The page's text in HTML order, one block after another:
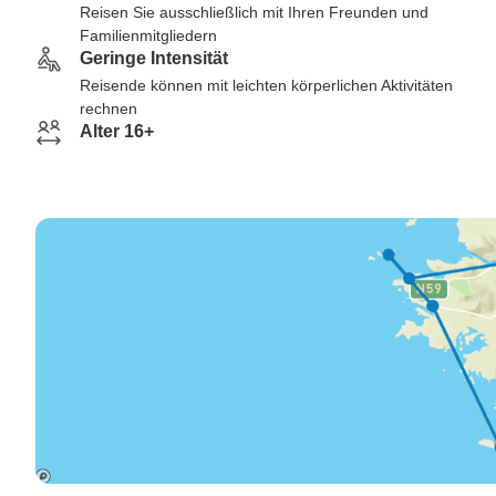
Reisen Sie ausschließlich mit Ihren Freunden und
Familienmitgliedern
Geringe Intensität
Reisende können mit leichten körperlichen Aktivitäten
rechnen
Alter 16+